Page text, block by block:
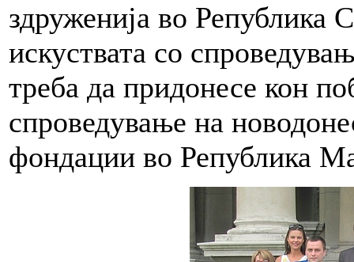
здруженија во Република
искуствата со
треба да придонесе кон
спроведување на
фондации во Република